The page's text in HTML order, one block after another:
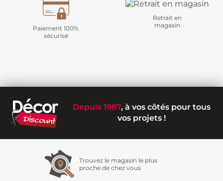
Paiement 100%
sécurisé
Retrait en
magasin
Depuis 1987, à vos côtés pour tous
vos projets !
Trouvez le magasin le plus
proche de chez vous